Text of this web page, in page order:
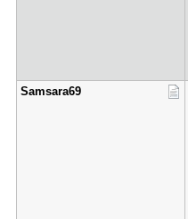
Samsara69